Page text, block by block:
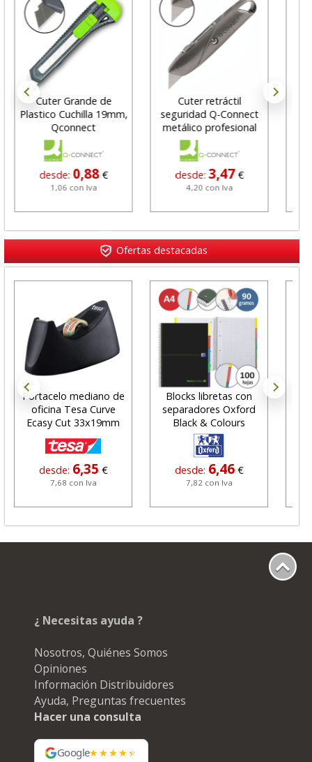
Cuter Grande de
Plastico Cuchilla 19mm,
Qconnect
desde: 0,88 €
1,06 con Iva
Cuter retráctil
seguridad Q-Connect
metálico profesional
desde: 3,47 €
4,20 con Iva
Ofertas destacadas
Portacelo mediano de
oficina Tesa Curve
Ecasy Cut 33x19mm
desde: 6,35 €
7,68 con Iva
Blocks libretas con
separadores Oxford
Black & Colours
desde: 6,46 €
7,82 con Iva
¿ Necesitas ayuda ?
Nosotros, Quiénes Somos
Opiniones
Información Distribuidores
Ayuda, Preguntas frecuentes
Hacer una consulta
Google